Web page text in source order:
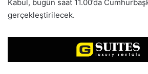
Kabul, bugün saat 11.00’da
gerçekleştirilecek.